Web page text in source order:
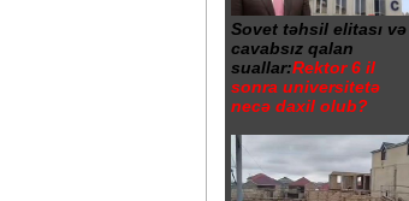
Sovet təhsil elitası və
cavabsız qalan
suallar:Rektor 6 il
sonra universitetə
necə daxil olub?